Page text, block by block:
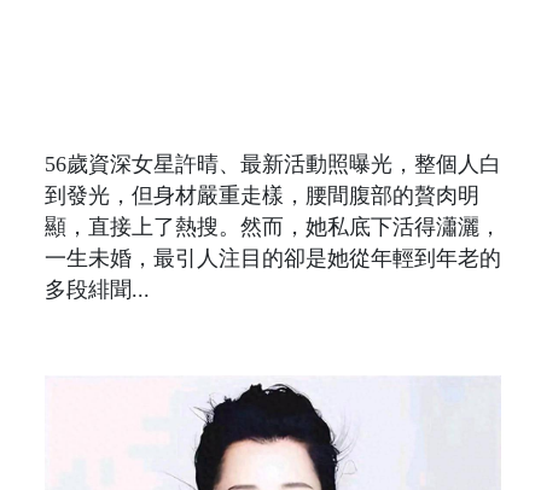
56歲資深女星許晴、最新活動照曝光，整個人白
到發光，但身材嚴重走樣，腰間腹部的贅肉明
顯，直接上了熱搜。然而，她私底下活得瀟灑，
一生未婚，最引人注目的卻是她從年輕到年老的
多段緋聞...